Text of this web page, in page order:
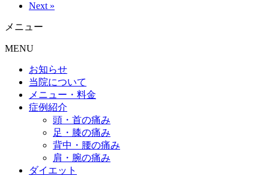
Next »
メニュー
MENU
お知らせ
当院について
メニュー・料金
症例紹介
頭・首の痛み
足・膝の痛み
背中・腰の痛み
肩・腕の痛み
ダイエット